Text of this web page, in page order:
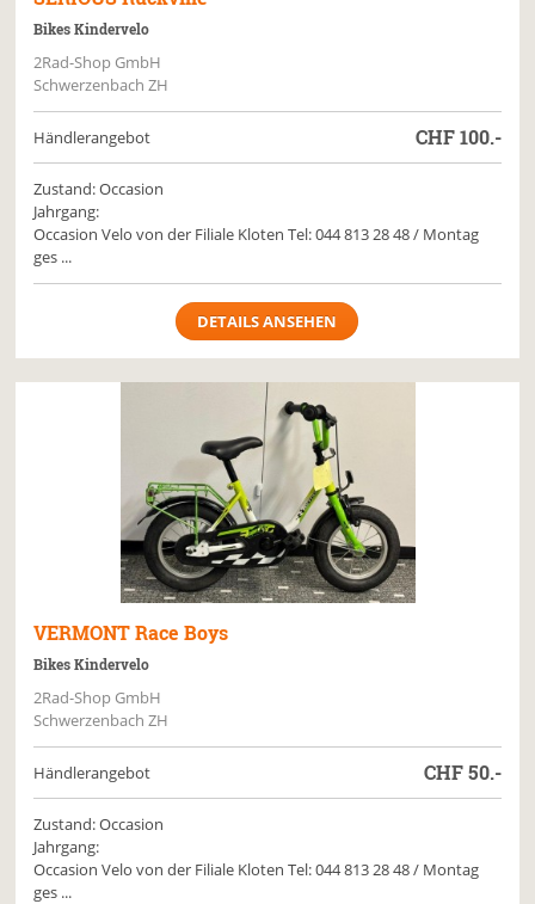
Bikes Kindervelo
2Rad-Shop GmbH
Schwerzenbach ZH
Händlerangebot CHF100.-
Zustand: Occasion
Jahrgang:
Occasion Velo von der Filiale Kloten Tel: 044 813 28 48 / Montag
ges ...
DETAILS ANSEHEN
VERMONT Race Boys
Bikes Kindervelo
2Rad-Shop GmbH
Schwerzenbach ZH
Händlerangebot CHF50.-
Zustand: Occasion
Jahrgang:
Occasion Velo von der Filiale Kloten Tel: 044 813 28 48 / Montag
ges ...